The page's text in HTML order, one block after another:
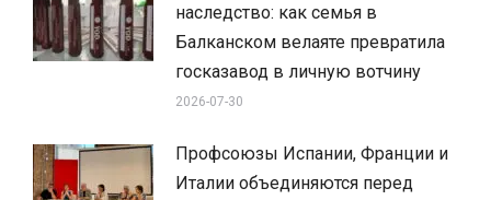
наследство: как семья в
Балканском велаяте превратила
госказавод в личную вотчину
2026-07-30
Профсоюзы Испании, Франции и
Италии объединяются перед